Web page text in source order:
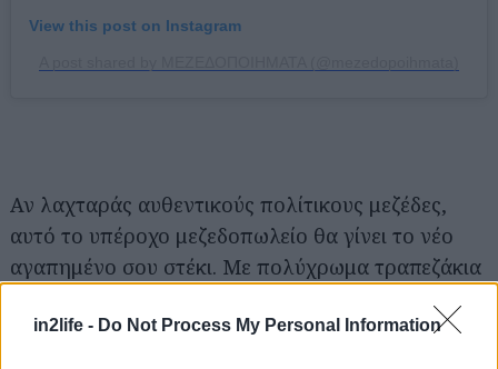
in2life - Do Not Process My Personal Information
View this post on Instagram
Αν λαχταράς αυθεντικούς πολίτικους μεζέδες,
αυτό το υπέροχο μεζεδοπωλείο θα γίνει το νέο
αγαπημένο σου στέκι. Με πολύχρωμα τραπεζάκια
υποδέχεται για να απολαύσεις εκλεκτούς μεζέδες,